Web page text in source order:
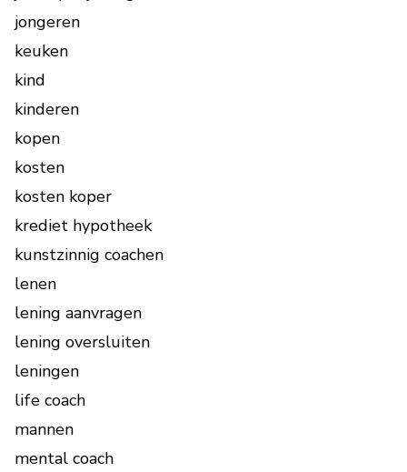
jongeren
keuken
kind
kinderen
kopen
kosten
kosten koper
krediet hypotheek
kunstzinnig coachen
lenen
lening aanvragen
lening oversluiten
leningen
life coach
mannen
mental coach